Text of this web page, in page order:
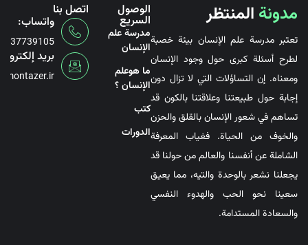
مدونة المنتظر
تعتبر مدرسة علم الإنسان بيئة خصبة
لطرح أسئلة كبرى حول وجود الإنسان
ومعناه. إن التساؤلات التي لا تزال دون
إجابة حول طبيعتنا وعلاقتنا بالكون قد
تساهم في شعور الإنسان بالقلق والحزن
والخوف من الحياة. فغياب المعرفة
الشاملة عن أنفسنا والعالم من حولنا قد
يجعلنا نشعر بالوحدة والتيه، مما يعيق
سعينا نحو الحب والهدوء النفسي
والسعادة المستدامة.
الوصول
السريع
مدرسة علم
الإنسان
ما هوعلم
الإنسان ؟
کتب
الدورات
اتصل بنا
واتساب:
بريد